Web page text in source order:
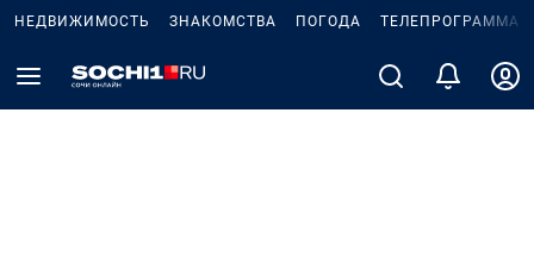
НЕДВИЖИМОСТЬ ЗНАКОМСТВА ПОГОДА ТЕЛЕПРОГРАММА